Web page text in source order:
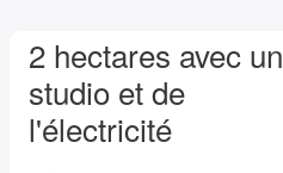
2 hectares avec un
studio et de
l'électricité